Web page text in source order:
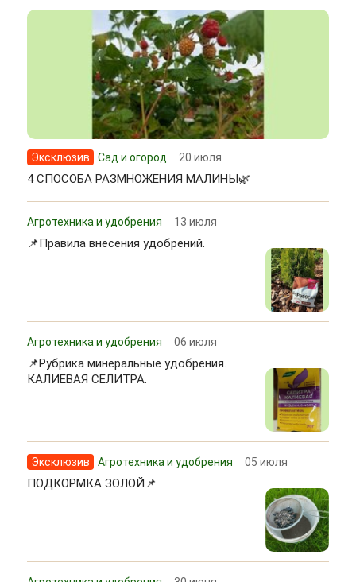
Эксклюзив Сад и огород 20 июля
4 СПОСОБА РАЗМНОЖЕНИЯ МАЛИНЫ🌿
Агротехника и удобрения 13 июля
📌Правила внесения удобрений.
Агротехника и удобрения 06 июля
📌Рубрика минеральные удобрения.
КАЛИЕВАЯ СЕЛИТРА.
Эксклюзив Агротехника и удобрения 05 июля
ПОДКОРМКА ЗОЛОЙ📌